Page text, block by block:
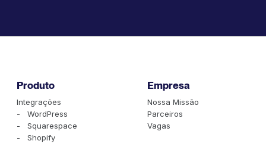
Produto
Integrações
- WordPress
- Squarespace
- Shopify
Empresa
Nossa Missão
Parceiros
Vagas